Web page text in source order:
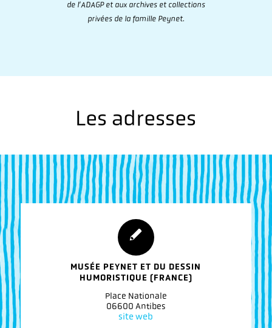
de l’ADAGP et aux archives et collections
privées de la famille Peynet.
Les adresses
MUSÉE PEYNET ET DU DESSIN
HUMORISTIQUE (FRANCE)
Place Nationale
06600 Antibes
site web